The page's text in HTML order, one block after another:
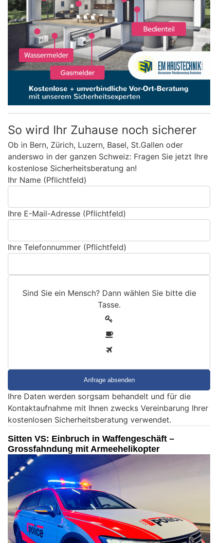
So wird Ihr Zuhause noch sicherer
Ob in Bern, Zürich, Luzern, Basel, St.Gallen oder
anderswo in der ganzen Schweiz: Fragen Sie jetzt Ihre
kostenlose Sicherheitsberatung an!
Ihr Name (Pflichtfeld)
Ihre E-Mail-Adresse (Pflichtfeld)
Ihre Telefonnummer (Pflichtfeld)
Sind Sie ein Mensch? Dann wählen Sie bitte die
Tasse.
e
i
n
e
n
s
c
h
?
D
a
n
Ihre Daten werden sorgsam behandelt und für die
Kontaktaufnahme mit Ihnen zwecks Vereinbarung Ihrer
kostenlosen Sicherheitsberatung verwendet.
Sitten VS: Einbruch in Waffengeschäft –
Grossfahndung mit Armeehelikopter